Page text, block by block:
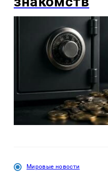
Мировые новости